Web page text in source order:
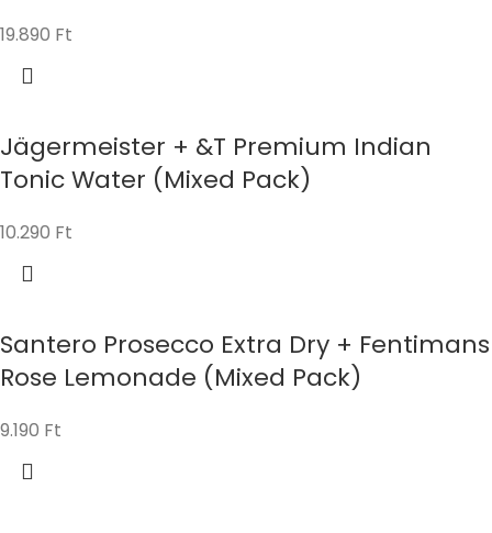
19.890 Ft
Jägermeister + &T Premium Indian
Tonic Water (Mixed Pack)
10.290 Ft
Santero Prosecco Extra Dry + Fentimans
Rose Lemonade (Mixed Pack)
9.190 Ft